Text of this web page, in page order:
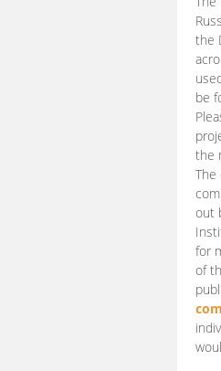
the
be
the
The
out
for
of